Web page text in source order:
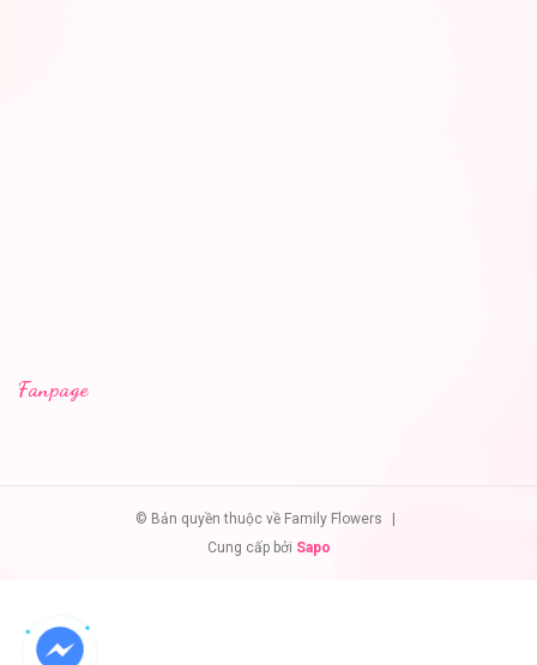
Fanpage
© Bản quyền thuộc về Family Flowers
Cung cấp bởi Sapo